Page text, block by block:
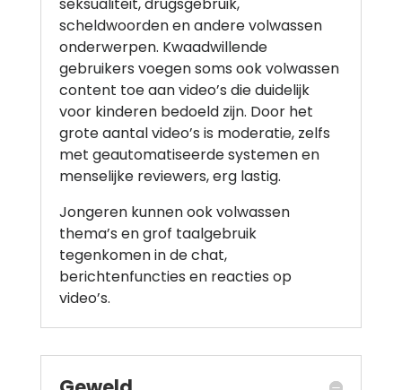
seksualiteit, drugsgebruik,
scheldwoorden en andere volwassen
onderwerpen. Kwaadwillende
gebruikers voegen soms ook volwassen
content toe aan video’s die duidelijk
voor kinderen bedoeld zijn. Door het
grote aantal video’s is moderatie, zelfs
met geautomatiseerde systemen en
menselijke reviewers, erg lastig.
Jongeren kunnen ook volwassen
thema’s en grof taalgebruik
tegenkomen in de chat,
berichtenfuncties en reacties op
video’s.